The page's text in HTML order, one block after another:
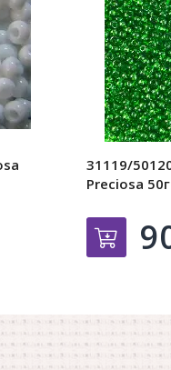
31119/
Preciosa 50г